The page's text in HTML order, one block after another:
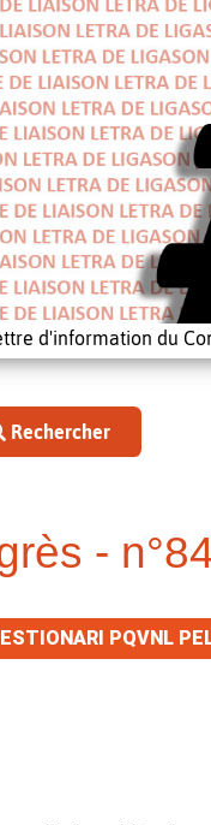
d'information du
Rechercher
-
PQVNL